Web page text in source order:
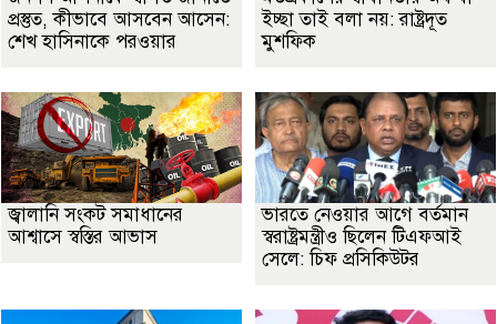
প্রস্তুত, কীভাবে আসবেন আসেন:
শেখ হাসিনাকে পরওয়ার
ইচ্ছা তাই বলা নয়: রাষ্ট্রদূত
মুশফিক
জ্বালানি সংকট সমাধানের
আশ্বাসে স্বস্তির আভাস
ভারতে নেওয়ার আগে বর্তমান
স্বরাষ্ট্রমন্ত্রীও ছিলেন টিএফআই
সেলে: চিফ প্রসিকিউটর